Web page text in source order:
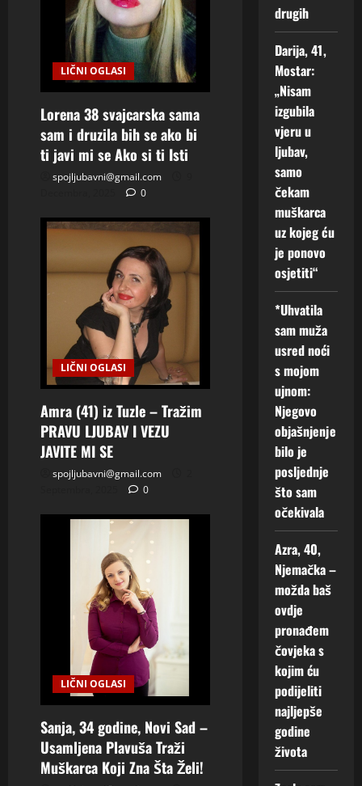
n
LIČNI OGLASI
Lorena 38 svajcarska sama
sam i druzila bih se ako bi
ti javi mi se Ako si ti Isti
spojljubavni@gmail.com
0
LIČNI OGLASI
Amra (41) iz Tuzle – Tražim
PRAVU LJUBAV I VEZU
JAVITE MI SE
spojljubavni@gmail.com
0
LIČNI OGLASI
Sanja, 34 godine, Novi Sad –
Usamljena Plavuša Traži
Muškarca Koji Zna Šta Želi!
6
Augusta,
drugih
Darija, 41,
Mostar:
„Nisam
izgubila
vjeru u
ljubav,
samo
čekam
muškarca
uz kojeg ću
je ponovo
osjetiti“
*Uhvatila
sam muža
usred noći
s mojom
ujnom:
Njegovo
objašnjenje
bilo je
posljednje
što sam
očekivala
Azra, 40,
Njemačka –
možda baš
ovdje
pronađem
čovjeka s
kojim ću
podijeliti
najljepše
godine
života